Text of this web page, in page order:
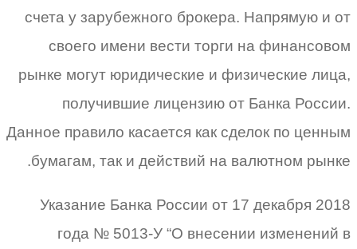
счета у зарубежного брокера. Напрямую и от
своего имени вести торги на финансовом
рынке могут юридические и физические лица,
получившие лицензию от Банка России.
Данное правило касается как сделок по ценным
бумагам, так и действий на валютном рынке.
Указание Банка России от 17 декабря 2018
года № 5013-У “О внесении изменений в